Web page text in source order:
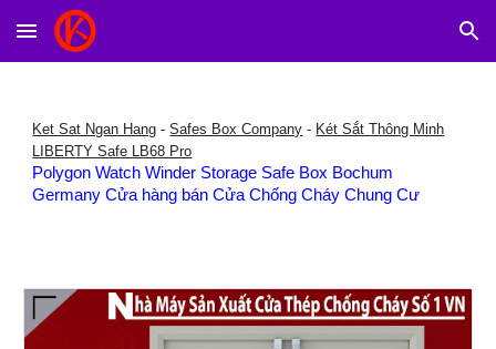
Skip to main content Skip to navigation
Ket Sat Ngan Hang - Safes Box Company - Két Sắt Thông Minh
LIBERTY Safe LB68 Pro
Polygon Watch Winder Storage Safe Box Bochum
Germany Cửa hàng bán Cửa Chống Cháy Chung Cư